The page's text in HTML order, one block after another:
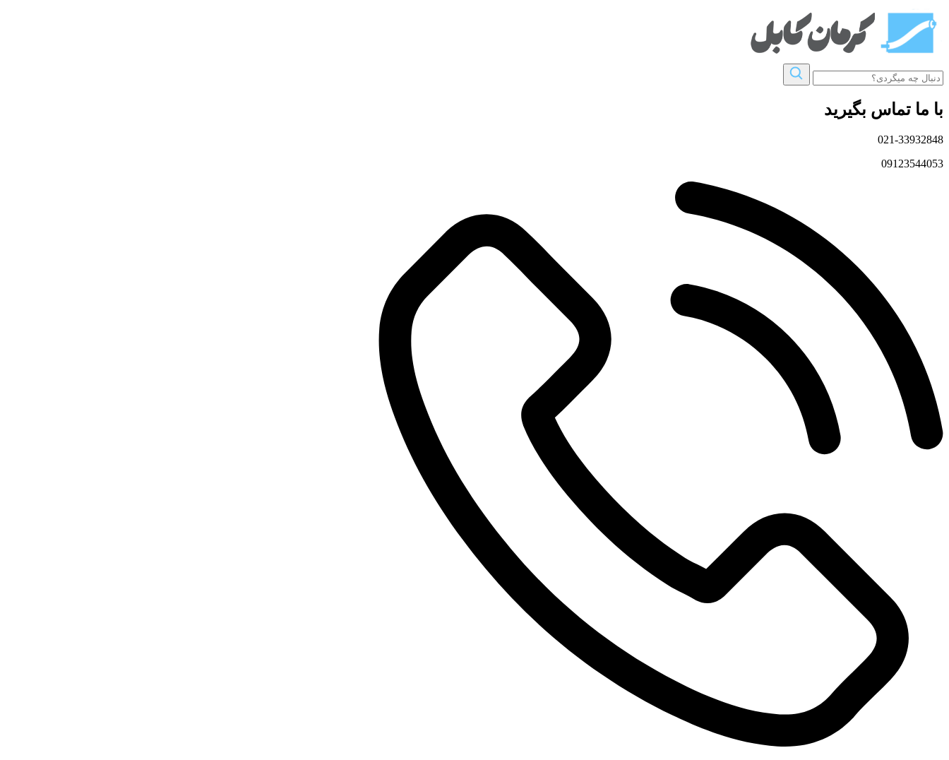
با ما تماس بگیرید
021-33932848
09123544053